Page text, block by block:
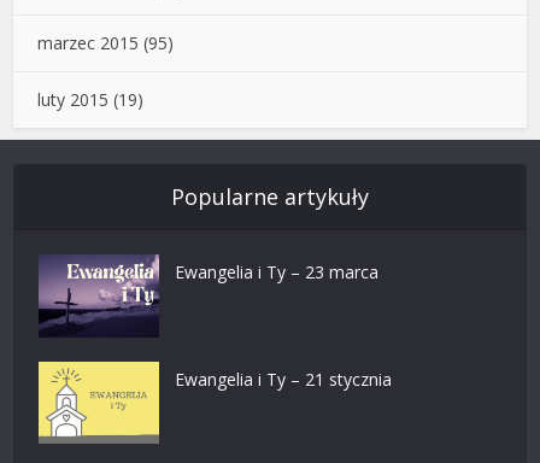
marzec 2015 (95)
luty 2015 (19)
Popularne artykuły
Ewangelia i Ty – 23 marca
Ewangelia i Ty – 21 stycznia